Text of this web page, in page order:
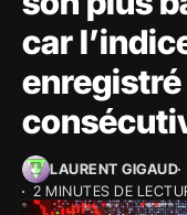
car
LAURENT GIGAUD
2 MINUTES DE